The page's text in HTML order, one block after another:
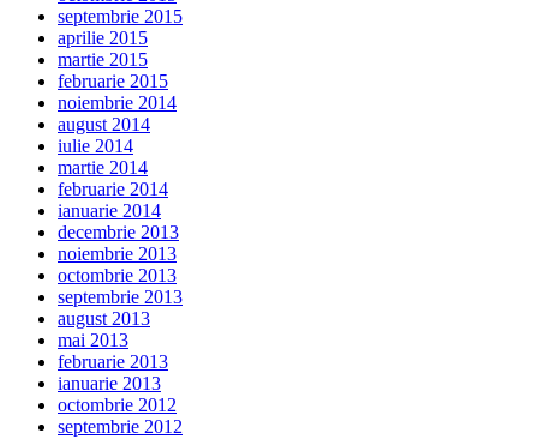
septembrie 2015
aprilie 2015
martie 2015
februarie 2015
noiembrie 2014
august 2014
iulie 2014
martie 2014
februarie 2014
ianuarie 2014
decembrie 2013
noiembrie 2013
octombrie 2013
septembrie 2013
august 2013
mai 2013
februarie 2013
ianuarie 2013
octombrie 2012
septembrie 2012